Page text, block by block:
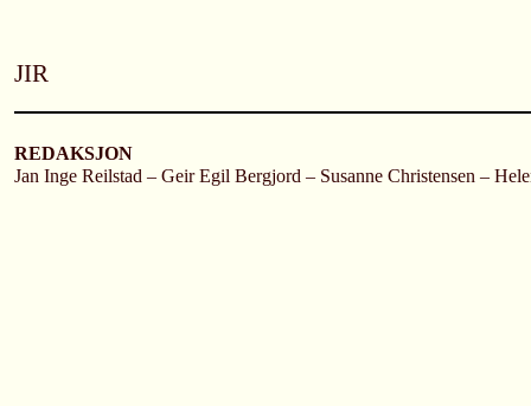
JIR
REDAKSJON
Jan Inge Reilstad – Geir Egil Bergjord – Susanne Christensen –